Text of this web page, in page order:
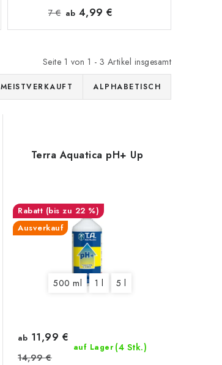
7 € ab 4,99 €
Seite 1 von 1 - 3 Artikel insgesamt
MEISTVERKAUFT ALPHABETISCH
Terra Aquatica pH+ Up
(bis zu 22 %)
Ausverkauf
500 ml 1 l 5 l
auf Lager (4 Stk.)
ab 11,99 €
14,99 €